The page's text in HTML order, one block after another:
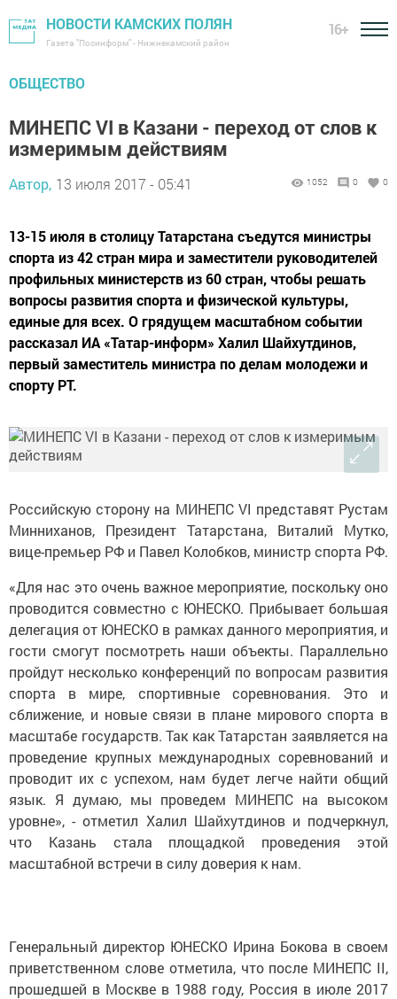
НОВОСТИ КАМСКИХ ПОЛЯН
Газета "Посинформ" - Нижнекамский район
16+
ОБЩЕСТВО
МИНЕПС VI в Казани - переход от слов к
измеримым действиям
Автор, 13 июля 2017 - 05:41 1052 0 0
13-15 июля в столицу Татарстана съедутся министры
спорта из 42 стран мира и заместители руководителей
профильных министерств из 60 стран, чтобы решать
вопросы развития спорта и физической культуры,
единые для всех. О грядущем масштабном событии
рассказал ИА «Татар-информ» Халил Шайхутдинов,
первый заместитель министра по делам молодежи и
спорту РТ.
Российскую сторону на МИНЕПС VI представят Рустам
Минниханов, Президент Татарстана, Виталий Мутко,
вице-премьер РФ и Павел Колобков, министр спорта РФ.
«Для нас это очень важное мероприятие, поскольку оно
проводится совместно с ЮНЕСКО. Прибывает большая
делегация от ЮНЕСКО в рамках данного мероприятия, и
гости смогут посмотреть наши объекты. Параллельно
пройдут несколько конференций по вопросам развития
спорта в мире, спортивные соревнования. Это и
сближение, и новые связи в плане мирового спорта в
масштабе государств. Так как Татарстан заявляется на
проведение крупных международных соревнований и
проводит их с успехом, нам будет легче найти общий
язык. Я думаю, мы проведем МИНЕПС на высоком
уровне», - отметил Халил Шайхутдинов и подчеркнул,
что Казань стала площадкой проведения этой
масштабной встречи в силу доверия к нам.
Генеральный директор ЮНЕСКО Ирина Бокова в своем
приветственном слове отметила, что после МИНЕПС II,
прошедшей в Москве в 1988 году, Россия в июле 2017